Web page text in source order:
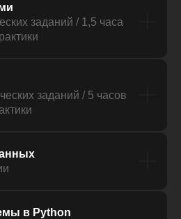
заданий / 1,5 часа
заданий / 5 часов
в Python